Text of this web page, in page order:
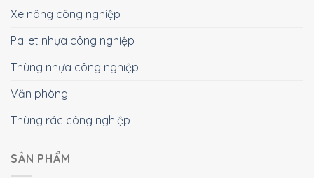
Xe nâng công nghiệp
Pallet nhựa công nghiệp
Thùng nhựa công nghiệp
Văn phòng
Thùng rác công nghiệp
SẢN PHẨM